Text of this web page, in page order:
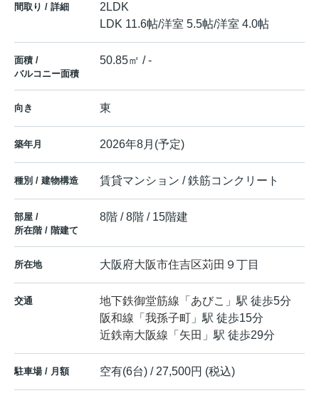
間取り / 詳細
2LDK
LDK 11.6帖/洋室 5.5帖/洋室 4.0帖
面積 /
バルコニー面積
50.85㎡ / -
向き 東
築年月 2026年8月(予定)
種別 / 建物構造 賃貸マンション / 鉄筋コンクリート
部屋 /
所在階 / 階建て
8階 / 8階 / 15階建
所在地 大阪府大阪市住吉区苅田 ９丁目
交通 地下鉄御堂筋線 「 あびこ 」駅 徒歩5分
阪和線 「 我孫子町 」駅 徒歩15分
近鉄南大阪線 「 矢田 」駅 徒歩29分
駐車場 / 月額 空有(6台) / 27,500円 (税込)